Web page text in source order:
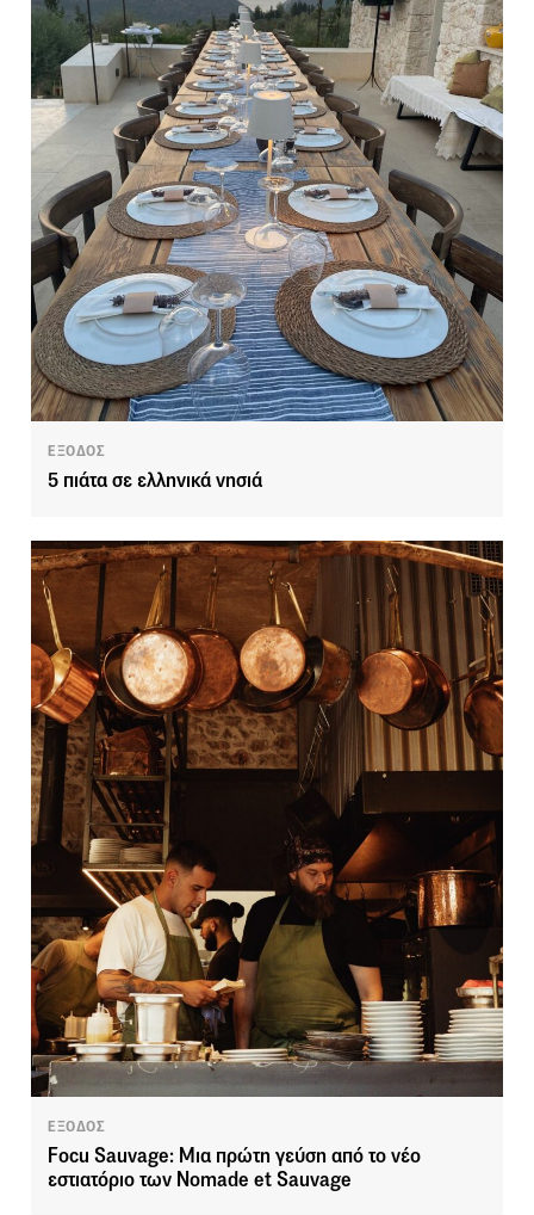
ΕΞΟΔΟΣ
5 πιάτα σε ελληνικά νησιά
ΕΞΟΔΟΣ
Focu Sauvage: Μια πρώτη γεύση από το νέο
εστιατόριο των Nomade et Sauvage